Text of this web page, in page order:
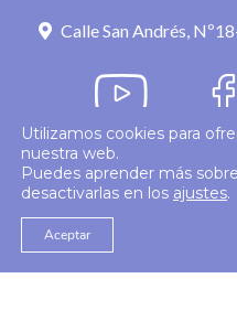
Calle San Andrés,
© 2026 Colegio Enfermería
Utilizamos cookies para
nuestra web.
Puedes aprender más
desactivarlas en los ajustes.
Aceptar